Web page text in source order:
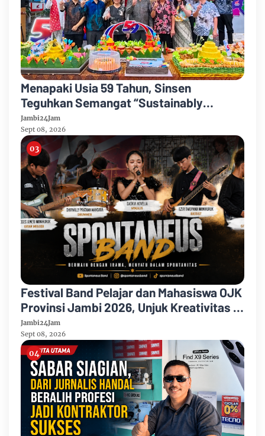
Menapaki Usia 59 Tahun, Sinsen
Teguhkan Semangat “Sustainably
Growing”
Jambi24Jam
Sept 08, 2026
Festival Band Pelajar dan Mahasiswa OJK
Provinsi Jambi 2026, Unjuk Kreativitas di
Taman Banjuran Budayo, Spontaneus
Band Raih Juara 2
Jambi24Jam
Sept 08, 2026